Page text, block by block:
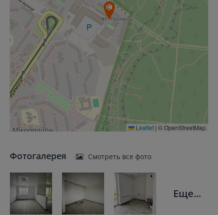
Leaflet | © OpenStreetMap
Фотогалерея Смотреть все фото
Еще...